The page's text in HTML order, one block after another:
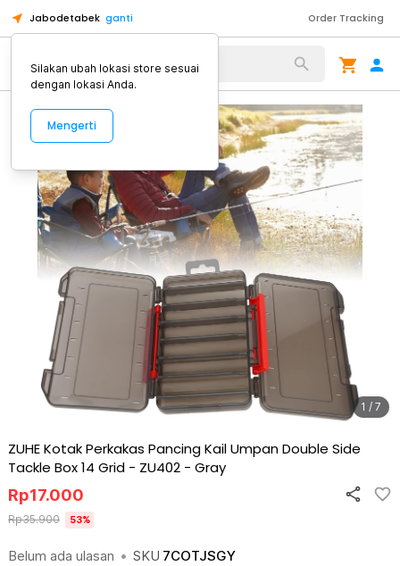
Jabodetabek ganti Order Tracking
Alat Kopi
1 / 7
ZUHE Kotak Perkakas Pancing Kail Umpan Double Side
Tackle Box 14 Grid - ZU402 - Gray
Belum ada ulasan • SKU 7COTJSGY
Rp17.000
Rp35.900 53%
Silakan ubah lokasi store sesuai
dengan lokasi Anda.
Mengerti